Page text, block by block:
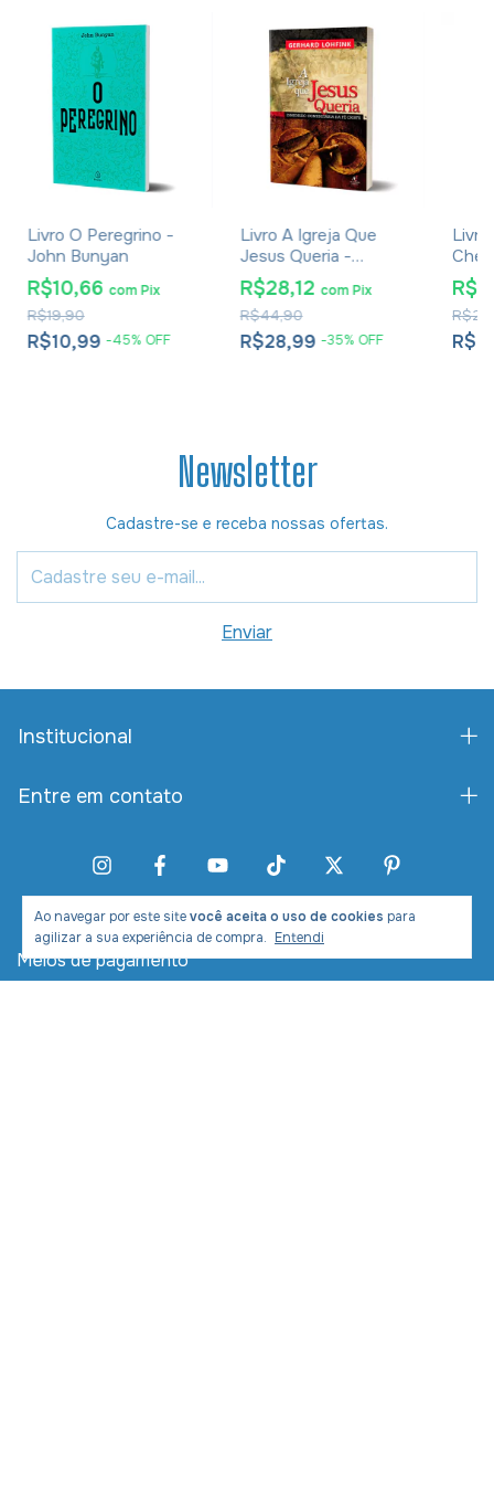
Ao navegar por este sitevocê aceita o uso de cookies para
agilizar a sua experiência de compra. Entendi
Livro O Peregrino -
John Bunyan
R$10,99 -45% OFF
R$19,90
R$10,66 com Pix
Livro A Igreja Que
Jesus Queria -
Gerhard Lohfink
R$28,99 -35% OFF
R$44,90
R$28,12 com Pix
Livro
Newsletter
Cadastre-se e receba nossas ofertas.
Institucional
Entre em contato
Meios de pagamento